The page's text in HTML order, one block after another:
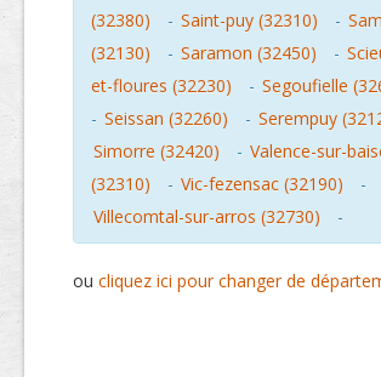
(32380)
- Saint-puy (32310) -
(32130)
- Saramon (32450) -
et-floures (32230)
- Segoufielle
- Seissan (32260) - Serempuy
Simorre (32420)
- Valence-sur-
(32310)
- Vic-fezensac (32190)
-
Villecomtal-sur-arros (32730)
-
ou cliquez ici pour changer de